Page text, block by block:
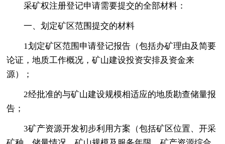
采矿权注册登记申请需要提交的全部材料：
一、划定矿区范围提交的材料
1划定矿区范围申请登记报告（包括办矿理由及简要
论证，地质工作概况，矿山建设投资安排及资金来
源）；
2经批准的与矿山建设规模相适应的地质勘查储量报
告；
3矿产资源开发初步利用方案（包括矿区位置、开采